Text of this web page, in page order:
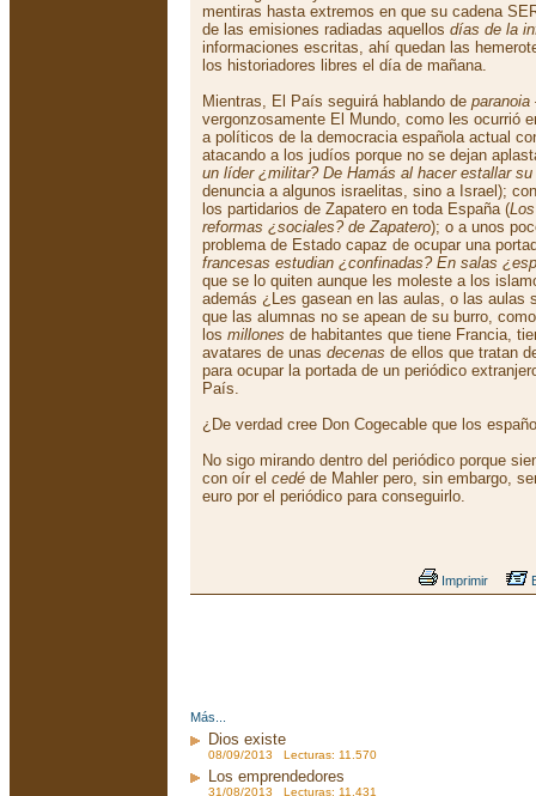
mentiras hasta extremos en que su cadena
de las emisiones radiadas aquellos días de la
informaciones escritas, ahí quedan las
los historiadores libres el día de mañana.
Mientras, El País seguirá hablando de paranoia
vergonzosamente El Mundo, como les ocurrió
a políticos de la democracia española actual
atacando a los judíos porque no se dejan
un líder ¿militar? De Hamás al hacer estallar
denuncia a algunos israelitas, sino a Israel);
los partidarios de Zapatero en toda España (
reformas ¿sociales? de Zapatero); o a unos
problema de Estado capaz de ocupar una
francesas estudian ¿confinadas? En salas
que se lo quiten aunque les moleste a los
además ¿Les gasean en las aulas, o las aulas
que las alumnas no se apean de su burro,
los millones de habitantes que tiene Francia,
avatares de unas decenas de ellos que tratan
para ocupar la portada de un periódico
País.
¿De verdad cree Don Cogecable que los
No sigo mirando dentro del periódico porque
con oír el cedé de Mahler pero, sin embargo,
euro por el periódico para conseguirlo.
Imprimir
Más...
Dios existe
08/09/2013 Lecturas: 11.570
Los emprendedores
31/08/2013 Lecturas: 11.431